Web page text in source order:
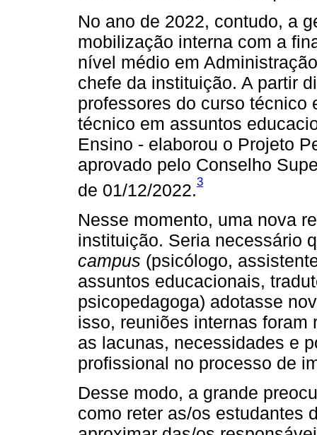
No ano de 2022, contudo, a
mobilização interna com a
nível médio em
chefe da instituição. A partir
professores do curso técnico
técnico em assuntos
Ensino - elaborou o Projeto
aprovado pelo Conselho
de 01/12/2022.3
Nesse momento, uma nova
instituição. Seria necessário
campus (psicólogo,
assuntos educacionais,
psicopedagoga) adotasse
isso, reuniões internas
as lacunas, necessidades e
profissional no processo de
Desse modo, a grande
como reter as/os estudantes